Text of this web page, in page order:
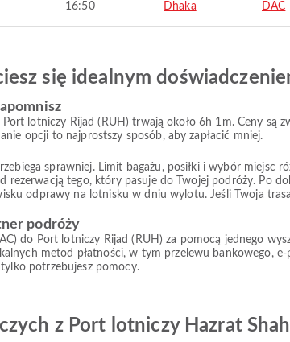
16:50 Dhaka DAC
się idealnym
lotniczy Rijad (RUH) trwają około 6h 1m. Ceny są
opcji to najprostszy sposób, aby zapłacić mniej.
sprawniej. Limit bagażu, posiłki i wybór miejsc
rezerwacją tego, który pasuje do Twojej podróży. Po
odprawy na lotnisku w dniu wylotu. Jeśli Twoja
podróży
do Port lotniczy Rijad (RUH) za pomocą jednego
metod płatności, w tym przelewu bankowego,
potrzebujesz pomocy.
z Port lotniczy Hazrat